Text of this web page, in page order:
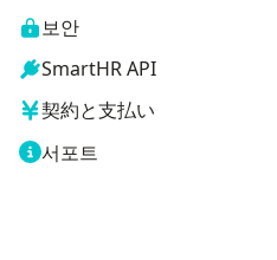
보안
SmartHR API
契約と支払い
서포트